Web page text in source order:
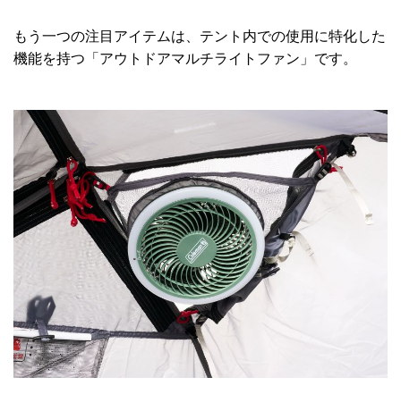
もう一つの注目アイテムは、テント内での使用に特化した
機能を持つ「アウトドアマルチライトファン」です。